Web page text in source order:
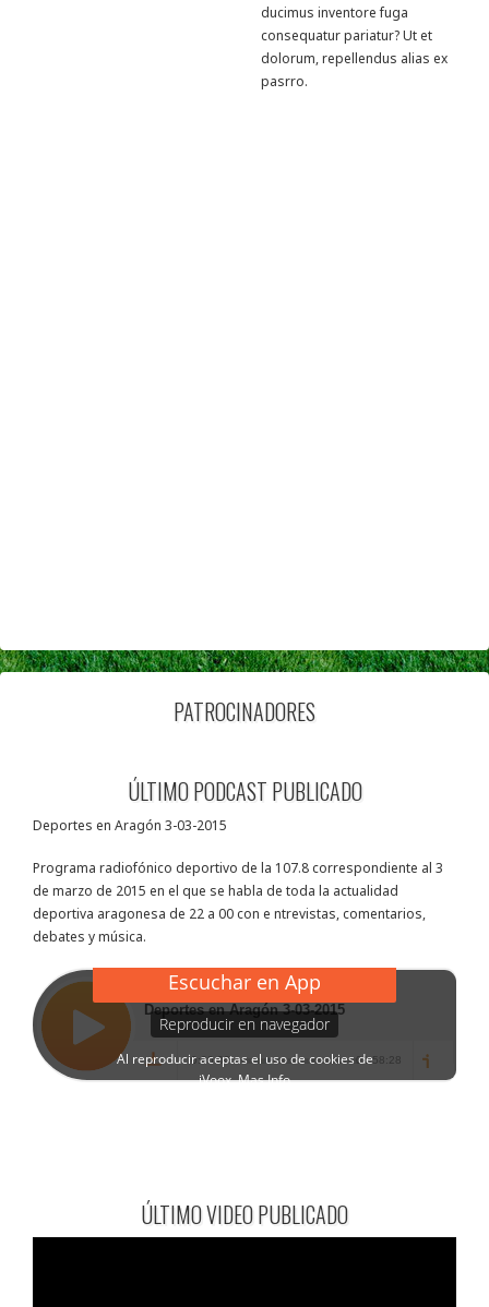
ducimus inventore fuga
consequatur pariatur? Ut et
dolorum, repellendus alias ex
pasrro.
PATROCINADORES
ÚLTIMO PODCAST PUBLICADO
Deportes en Aragón 3-03-2015
Programa radiofónico deportivo de la 107.8 correspondiente al 3
de marzo de 2015 en el que se habla de toda la actualidad
deportiva aragonesa de 22 a 00 con e ntrevistas, comentarios,
debates y música.
ÚLTIMO VIDEO PUBLICADO